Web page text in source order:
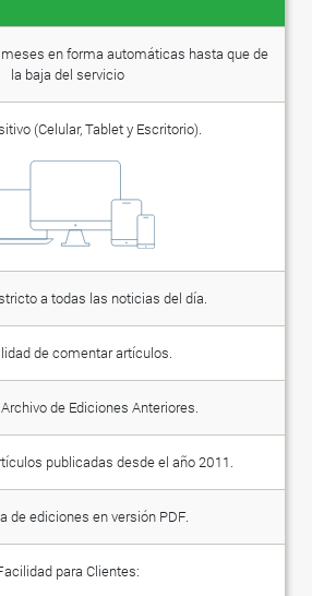
en forma automáticas hasta que de
la baja del servicio
(Celular, Tablet y Escritorio).
a todas las noticias del día.
de comentar artículos.
de Ediciones Anteriores.
publicadas desde el año 2011.
de ediciones en versión PDF.
para Clientes: